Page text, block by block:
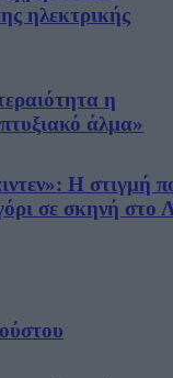
ηλεκτρικής
η
άλμα»
Η στιγμή
σε σκηνή στο